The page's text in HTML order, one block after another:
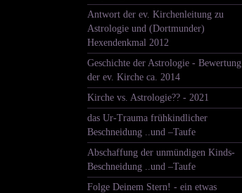
Antwort der ev. Kirchenleitung zu
Astrologie und (Dortmunder)
Hexendenkmal 2012
Geschichte der Astrologie - Bewertung
der ev. Kirche ca. 2014
Kirche vs. Astrologie?? - 2021
das Ur-Trauma frühkindlicher
Beschneidung ..und –Taufe
Abschaffung der unmündigen Kinds-
Beschneidung ..und –Taufe
Folge Deinem Stern! - ein etwas